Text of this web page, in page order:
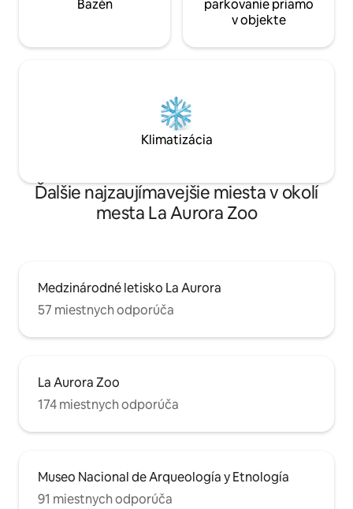
Bazén
parkovanie priamo
v objekte
Klimatizácia
Ďalšie najzaujímavejšie miesta v okolí
mesta La Aurora Zoo
Medzinárodné letisko La Aurora
57 miestnych odporúča
La Aurora Zoo
174 miestnych odporúča
Museo Nacional de Arqueología y Etnología
91 miestnych odporúča